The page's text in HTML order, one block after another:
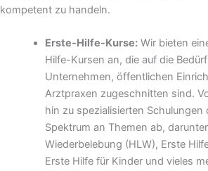
kompetent zu handeln.
Erste-Hilfe-Kurse:Wir bieten
Hilfe-Kursen an, die auf die
Unternehmen, öffentlichen
Arztpraxen zugeschnitten sind.
hin zu spezialisierten Schulungen
Spektrum an Themen ab,
Wiederbelebung (HLW), Erste
Erste Hilfe für Kinder und vieles